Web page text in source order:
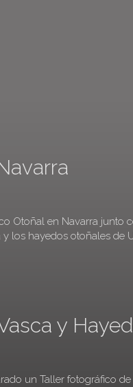
Otoñal en Navarra junto
los hayedos otoñales de
y
un Taller fotográfico